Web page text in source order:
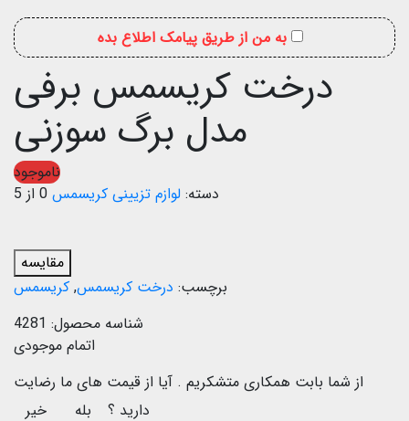
به من از طریق پیامک اطلاع بده
درخت کریسمس برفی
مدل برگ سوزنی
ناموجود
دسته: لوازم تزیینی کریسمس 0 از 5
مقایسه
برچسب: درخت کریسمس, کریسمس
شناسه محصول: 4281
اتمام موجودی
از شما بابت همکاری متشکریم . آیا از قیمت های ما رضایت
دارید ؟
بله
خیر